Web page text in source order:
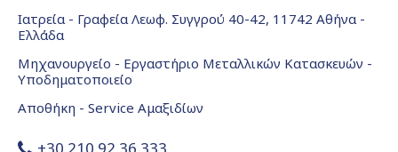
Ιατρεία - Γραφεία Λεωφ. Συγγρού 40-42, 11742 Αθήνα -
Ελλάδα
Μηχανουργείο - Εργαστήριο Μεταλλικών Κατασκευών -
Υποδηματοποιείο
Αποθήκη - Service Αμαξιδίων